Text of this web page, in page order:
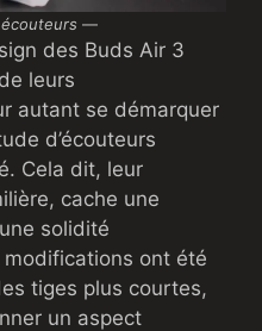
—
des Buds Air 3
leurs
autant se démarquer
d’écouteurs
Cela dit, leur
cache une
solidité
ont été
tiges plus courtes,
un aspect